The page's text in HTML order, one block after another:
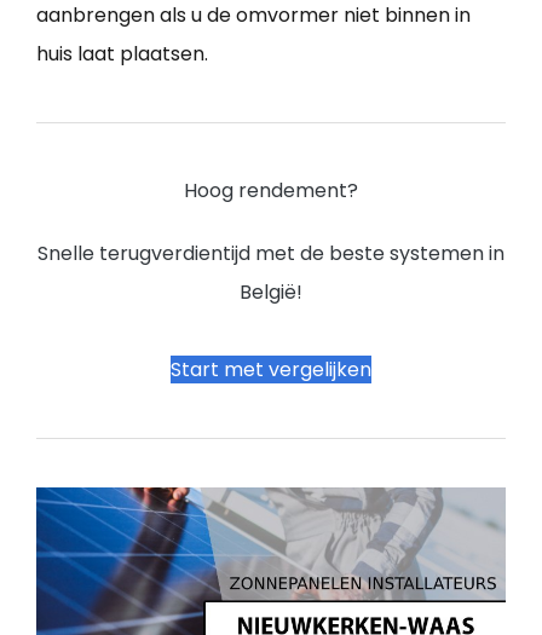
aanbrengen als u de omvormer niet binnen in
huis laat plaatsen.
Hoog rendement?
Snelle terugverdientijd met de beste systemen in
België!
Start met vergelijken